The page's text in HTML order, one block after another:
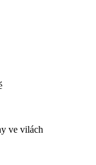
ve vilách